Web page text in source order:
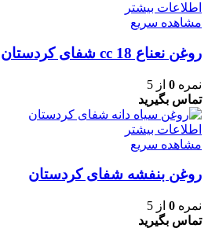
اطلاعات بیشتر
مشاهده سریع
روغن نعناع 18 cc شفای کردستان
نمره 0 از 5
تماس بگیرید
اطلاعات بیشتر
مشاهده سریع
روغن بنفشه شفای کردستان
نمره 0 از 5
تماس بگیرید